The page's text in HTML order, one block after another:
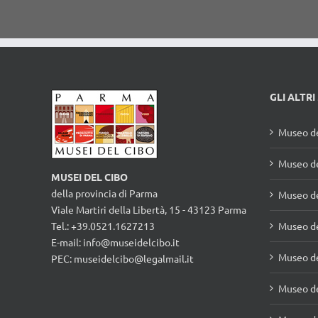
MUSEI DEL CIBO
della provincia di Parma
Viale Martiri della Libertà, 15 - 43123 Parma
Tel.: +39.0521.1627213
info@museidelcibo.it
Museo
Museo
Museo
Museo
Museo
Museo